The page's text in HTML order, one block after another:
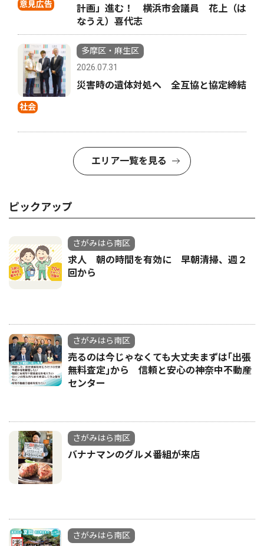
意見広告
計画」進む！ 横浜市会議員 花上（は
なうえ）喜代志
社会
多摩区・麻生区
2026.07.31
災害時の遺体対処へ 全互協と協定締結
エリア一覧を見る
ピックアップ
さがみはら南区
求人 朝の時間を有効に 早朝清掃、週２
回から
さがみはら南区
売るのは今じゃなくても大丈夫まずは｢出張
無料査定｣から 信頼と安心の神奈中不動産
センター
さがみはら南区
バナナマンのグルメ番組が来店
さがみはら南区